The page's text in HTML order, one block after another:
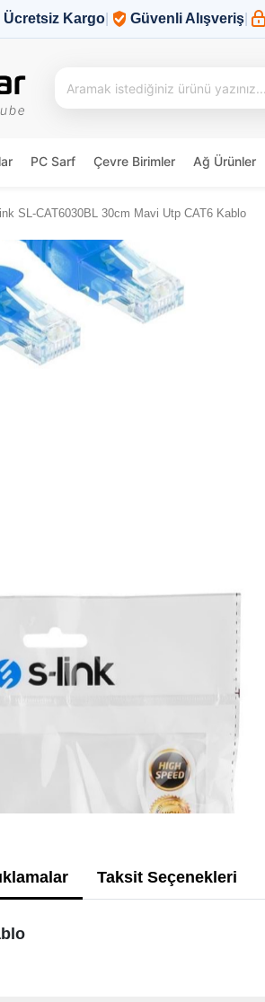
Ücretsiz Kargo Güvenli Alışveriş
PC Sarf Çevre Birimler Ağ Ürünler
SL-CAT6030BL 30cm Mavi Utp CAT6 Kablo
Taksit Seçenekleri